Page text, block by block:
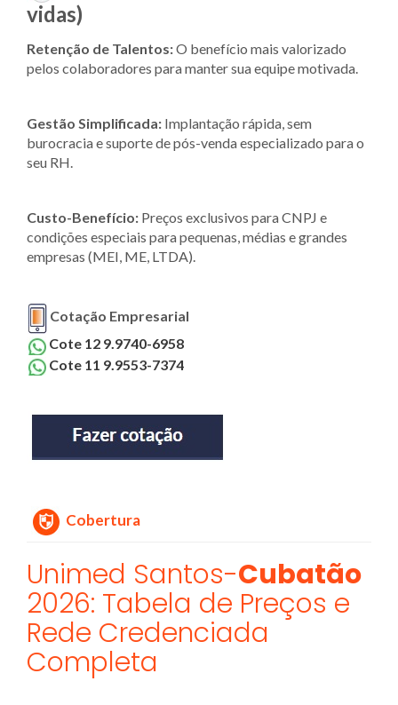
vidas)
Retenção de Talentos:O benefício mais valorizado
pelos colaboradores para manter sua equipe motivada.
Gestão Simplificada: Implantação rápida, sem
burocracia e suporte de pós-venda especializado para o
seu RH.
Custo-Benefício: Preços exclusivos para CNPJ e
condições especiais para pequenas, médias e grandes
empresas (MEI, ME, LTDA).
Cotação Empresarial
Cote 12 9.9740-6958
Cote 11 9.9553-7374
Cobertura
Unimed Santos-Cubatão
2026: Tabela de Preços e
Rede Credenciada
Completa